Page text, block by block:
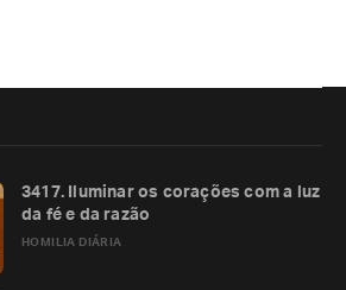
HOMILIA DIÁRIA
3417. Iluminar os corações com a luz
da fé e da razão